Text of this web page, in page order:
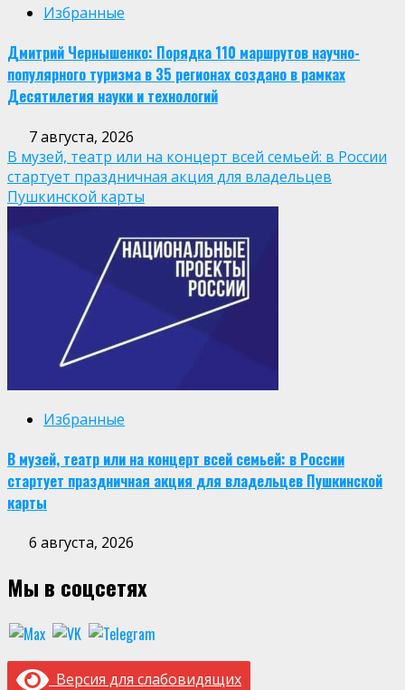
Избранные
Дмитрий Чернышенко: Порядка 110 маршрутов научно-
популярного туризма в 35 регионах создано в рамках
Десятилетия науки и технологий
7 августа, 2026
В музей, театр или на концерт всей семьей: в России
стартует праздничная акция для владельцев
Пушкинской карты
Избранные
В музей, театр или на концерт всей семьей: в России
стартует праздничная акция для владельцев Пушкинской
карты
6 августа, 2026
Мы в соцсетях
Версия для слабовидящих